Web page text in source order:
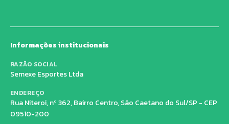
Informações institucionais
RAZÃO SOCIAL
Semexe Esportes Ltda
ENDEREÇO
Rua Niteroi, nº 362, Bairro Centro, São Caetano do Sul/SP - CEP
09510-200